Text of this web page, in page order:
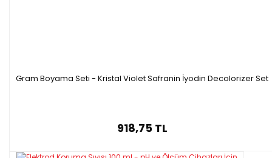
Gram Boyama Seti - Kristal Violet Safranin İyodin Decolorizer Set
918,75 TL